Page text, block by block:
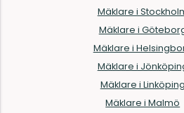
Mäklare i
Mäklare i
Mäklare i
Mäklare i
Mäklare i Linköping
Mäklare i Malmö